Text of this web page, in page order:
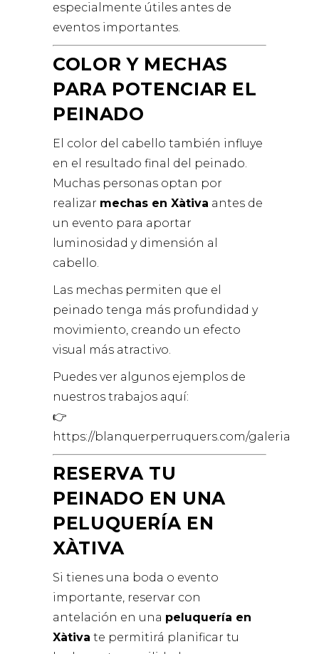
especialmente útiles antes de
eventos importantes.
COLOR Y MECHAS
PARA POTENCIAR EL
PEINADO
El color del cabello también influye
en el resultado final del peinado.
Muchas personas optan por
realizar mechas en Xàtiva antes de
un evento para aportar
luminosidad y dimensión al
cabello.
Las mechas permiten que el
peinado tenga más profundidad y
movimiento, creando un efecto
visual más atractivo.
Puedes ver algunos ejemplos de
nuestros trabajos aquí:
👉
https://blanquerperruquers.com/galeria
RESERVA TU
PEINADO EN UNA
PELUQUERÍA EN
XÀTIVA
Si tienes una boda o evento
importante, reservar con
antelación en una peluquería en
Xàtiva te permitirá planificar tu